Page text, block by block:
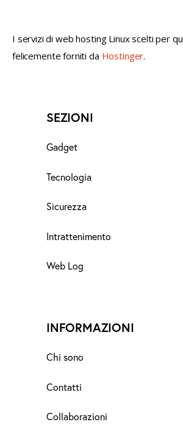
I servizi di web hosting Linux scelti per
felicemente forniti da Hostinger.
SEZIONI
Gadget
Tecnologia
Sicurezza
Intrattenimento
Web Log
INFORMAZIONI
Chi sono
Contatti
Collaborazioni